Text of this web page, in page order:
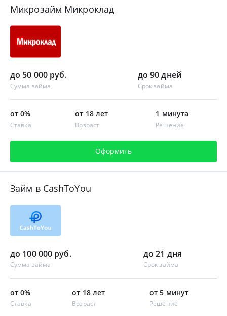
Микрозайм Микроклад
до 50 000 руб.
Сумма займа
до 90 дней
Срок займа
от 0%
Ставка
от 18 лет
Возраст
1 минута
Решение
Оформить
Займ в CashToYou
до 100 000 руб.
Сумма займа
до 21 дня
Срок займа
от 0%
Ставка
от 18 лет
Возраст
от 5 минут
Решение